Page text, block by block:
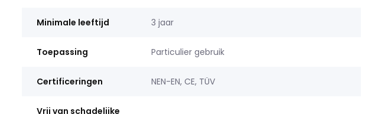
Minimale leeftijd 3 jaar
Toepassing Particulier gebruik
Certificeringen NEN-EN, CE, TÜV
Vrij van schadelijke